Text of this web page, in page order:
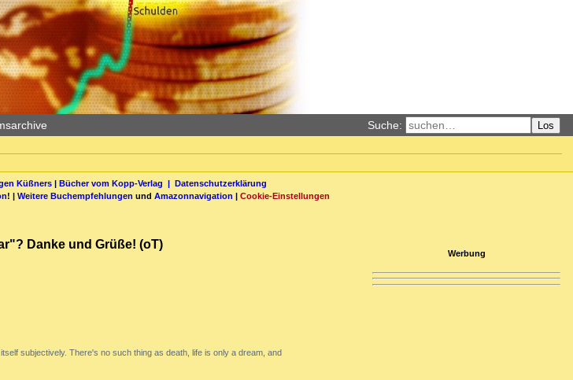
Suche: Los
Küßners| Bücher vom Kopp-Verlag | Datenschutzerklärung
! | Weitere Buchempfehlungen und Amazonnavigation | Cookie-Einstellungen
Danke und Grüße! (oT)
subjectively. There's no such thing as death, life is only a dream, and
Werbung